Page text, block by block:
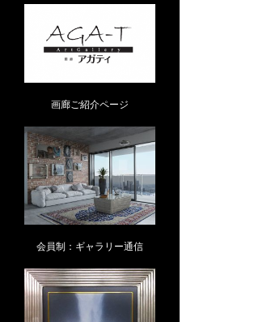
画廊ご紹介ページ
会員制：ギャラリー通信